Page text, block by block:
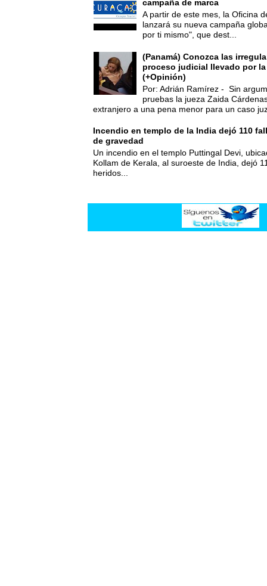
campaña de marca
A partir de este mes, la Oficina
lanzará su nueva campaña
por ti mismo", que dest...
(Panamá) Conozca las
proceso judicial llevado por
(+Opinión)
Por: Adrián Ramírez - Sin
pruebas la jueza Zaida
extranjero a una pena menor para un caso
Incendio en templo de la India dejó 110
de gravedad
Un incendio en el templo Puttingal Devi,
Kollam de Kerala, al suroeste de India, dejó
heridos...